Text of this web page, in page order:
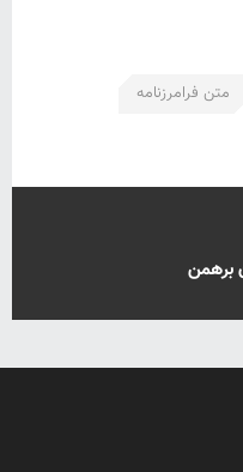
متن فرامرزنامه